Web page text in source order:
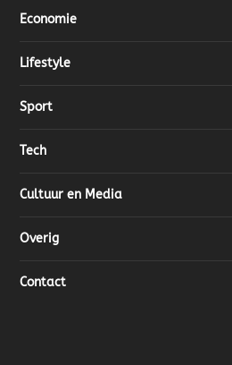
Economie
Lifestyle
Sport
Tech
Cultuur en Media
Overig
Contact